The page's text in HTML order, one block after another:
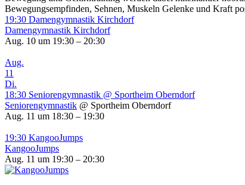
Bewegungsempfinden, Sehnen, Muskeln Gelenke und Kraft
19:30 Damengymnastik Kirchdorf
Damengymnastik Kirchdorf
Aug. 10 um 19:30 – 20:30
Aug.
11
Di.
18:30 Seniorengymnastik @ Sportheim Oberndorf
Seniorengymnastik @ Sportheim Oberndorf
Aug. 11 um 18:30 – 19:30
19:30 KangooJumps
KangooJumps
Aug. 11 um 19:30 – 20:30